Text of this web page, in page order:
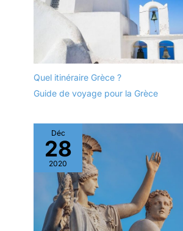
Quel itinéraire Grèce ?
Guide de voyage pour la Grèce
Déc
28
2020